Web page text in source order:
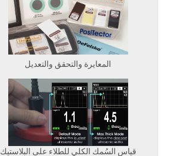
المعايرة والتحقق والتعديل
قياس السُمك الكلي للطلاء على البلاستيك